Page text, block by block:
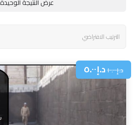
عرض النتيجة الوحيدة
د.إ١٠.٠٠د.إ٥.٠٠